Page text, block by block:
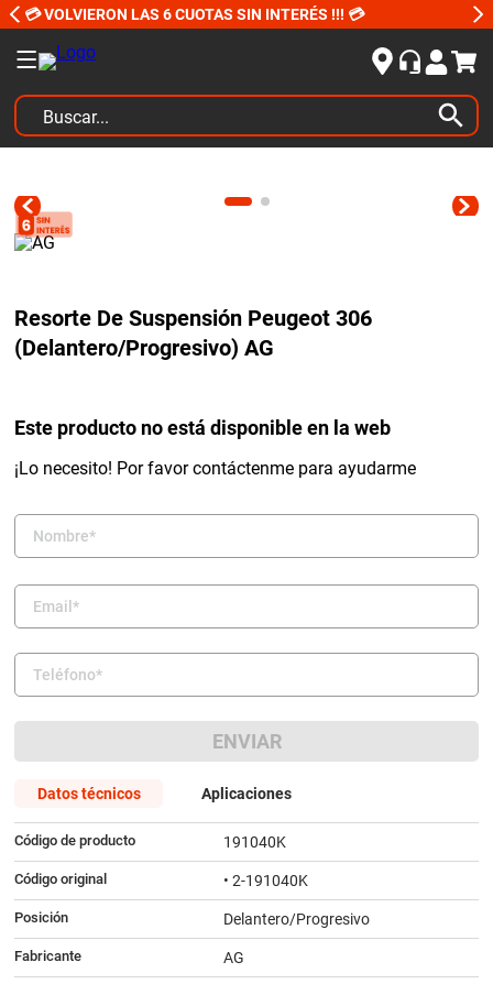
💳 VOLVIERON LAS 6 CUOTAS SIN INTERÉS !!! 💳
Buscar...
Resorte De Suspensión Peugeot 306
(Delantero/Progresivo) AG
Este producto no está disponible en la web
¡Lo necesito! Por favor contáctenme para ayudarme
ENVIAR
Datos técnicos Aplicaciones
Código de producto 191040K
Código original • 2-191040K
Posición Delantero/Progresivo
Fabricante AG
1.
2.
amortiguadores
4.
honda civic
5.
bora
7.
bmw
8.
sprinter
9.
amortiguador